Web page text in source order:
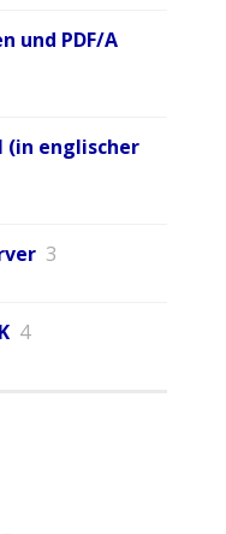
und PDF/A
(in englischer
3
4